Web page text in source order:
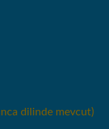
dilinde mevcut)